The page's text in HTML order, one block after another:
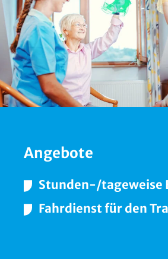
Angebote
Stunden-/tageweise
Fahrdienst für den